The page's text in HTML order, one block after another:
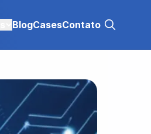
BlogCasesContato